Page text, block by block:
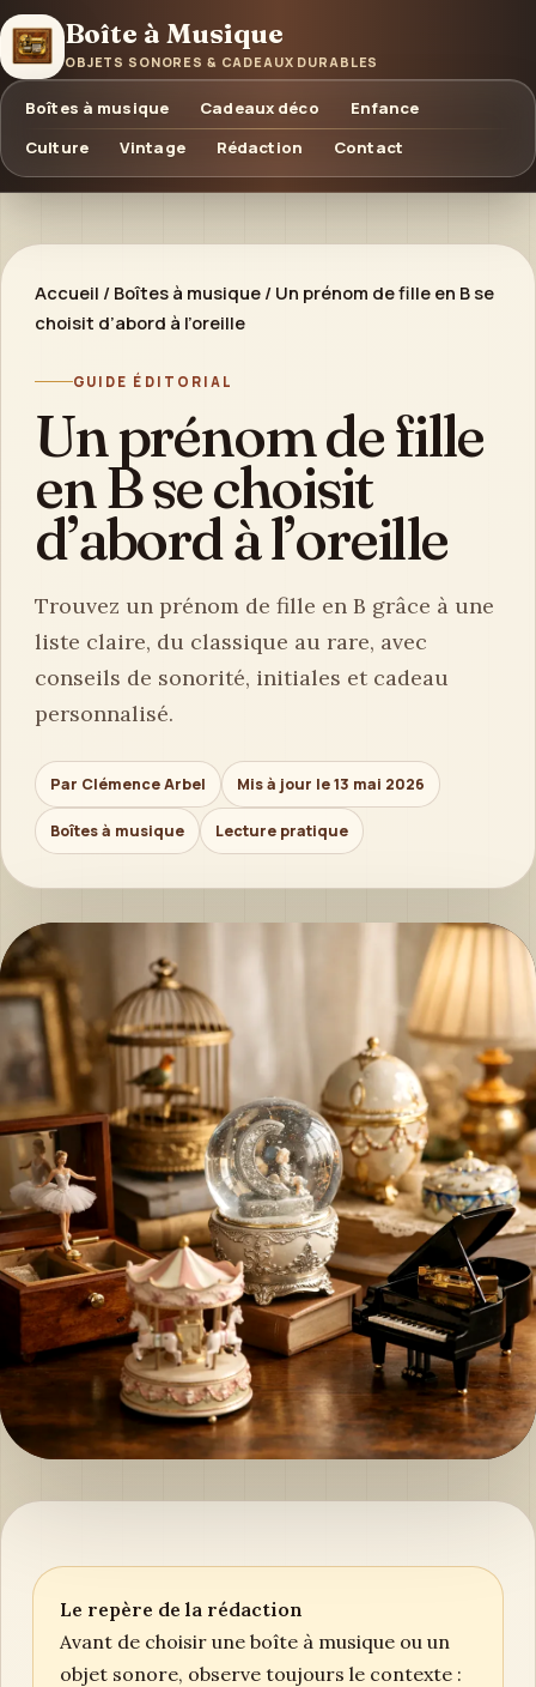
Boîte à Musique
OBJETS SONORES & CADEAUX DURABLES
Boîtes à musique Cadeaux déco
Enfance
Culture
Vintage Rédaction Contact
Accueil / Boîtes à musique / Un prénom de fille en B se
choisit d’abord à l’oreille
GUIDE ÉDITORIAL
Un prénom de fille
en B se choisit
d’abord à l’oreille
Trouvez un prénom de fille en B grâce à une
liste claire, du classique au rare, avec
conseils de sonorité, initiales et cadeau
personnalisé.
Par Clémence Arbel Mis à jour le 13 mai 2026
Boîtes à musique Lecture pratique
Le repère de la rédaction
Avant de choisir une boîte à musique ou un
objet sonore, observe toujours le contexte :